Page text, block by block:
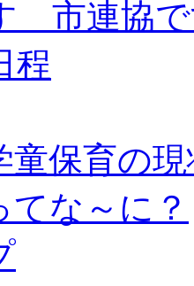
市連協
程
童保育の
てな～に？